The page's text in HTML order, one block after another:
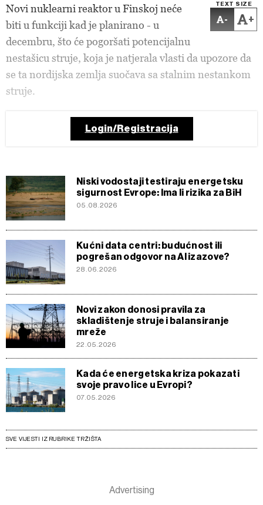
TEXT SIZE
- +
Novi nuklearni reaktor u Finskoj neće
biti u funkciji kad je planirano - u
decembru, što će pogoršati potencijalnu
nestašicu struje, koja je natjerala vlasti da upozore da
se ta nordijska zemlja suočava sa stalnim nestankom
struje.
Login/Registracija
Niski vodostaji testiraju energetsku
sigurnost Evrope: Ima li rizika za BiH
05.08.2026
Kućni data centri: budućnost ili
pogrešan odgovor na AI izazove?
28.06.2026
Novi zakon donosi pravila za
skladištenje struje i balansiranje
mreže
22.05.2026
Kada će energetska kriza pokazati
svoje pravo lice u Evropi?
07.05.2026
SVE VIJESTI IZ RUBRIKE TRŽIŠTA